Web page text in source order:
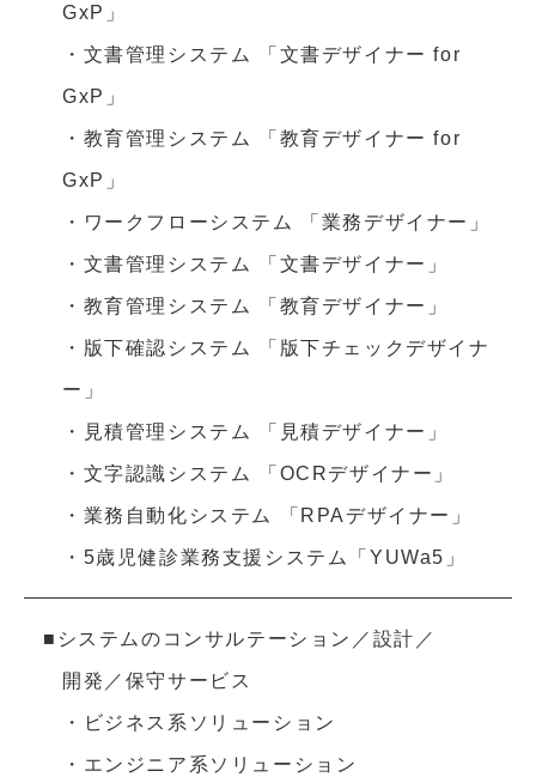
GxP」
・文書管理システム 「文書デザイナー for
GxP」
・教育管理システム 「教育デザイナー for
GxP」
・ワークフローシステム 「業務デザイナー」
・文書管理システム 「文書デザイナー」
・教育管理システム 「教育デザイナー」
・版下確認システム 「版下チェックデザイナ
ー」
・見積管理システム 「見積デザイナー」
・文字認識システム 「OCRデザイナー」
・業務自動化システム 「RPAデザイナー」
・5歳児健診業務支援システム「YUWa5」
■システムのコンサルテーション／設計／
開発／保守サービス
・ビジネス系ソリューション
・エンジニア系ソリューション